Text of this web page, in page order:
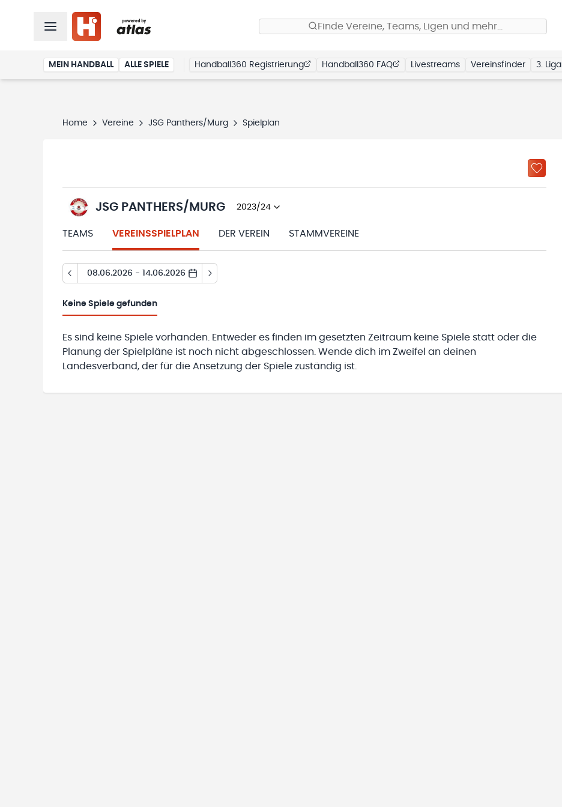
Finde Vereine, Teams, Ligen und mehr…
MEIN HANDBALL ALLE SPIELE Handball360 Registrierung Handball360 FAQ Livestreams Vereinsfinder 3. Liga
Home Vereine JSG Panthers/Murg Spielplan
JSG PANTHERS/MURG 2023/24
TEAMS VEREINSSPIELPLAN DER VEREIN STAMMVEREINE
08.06.2026 - 14.06.2026
Keine Spiele gefunden
Es sind keine Spiele vorhanden. Entweder es finden im gesetzten Zeitraum keine Spiele statt oder die
Planung der Spielpläne ist noch nicht abgeschlossen. Wende dich im Zweifel an deinen
Landesverband, der für die Ansetzung der Spiele zuständig ist.